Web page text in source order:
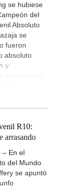
se hubiese
del
Absoluto
se
fueron
absoluto
y
R10:
arrasando
– En el
del Mundo
se apuntó